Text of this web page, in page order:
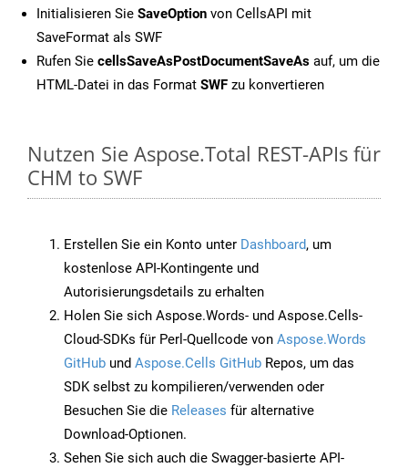
Initialisieren Sie SaveOption von CellsAPI mit
SaveFormat als SWF
Rufen Sie cellsSaveAsPostDocumentSaveAs auf, um die
HTML-Datei in das Format SWF zu konvertieren
Nutzen Sie Aspose.Total REST-APIs für
CHM to SWF
Erstellen Sie ein Konto unter Dashboard, um
kostenlose API-Kontingente und
Autorisierungsdetails zu erhalten
Holen Sie sich Aspose.Words- und Aspose.Cells-
Cloud-SDKs für Perl-Quellcode von Aspose.Words
GitHub und Aspose.Cells GitHub Repos, um das
SDK selbst zu kompilieren/verwenden oder
Besuchen Sie die Releases für alternative
Download-Optionen.
Sehen Sie sich auch die Swagger-basierte API-